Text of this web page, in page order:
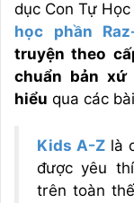
dục Con Tự
học phần
truyện theo
chuẩn bản xứ
hiểu qua các
Kids A-Z là
được yêu
trên toàn